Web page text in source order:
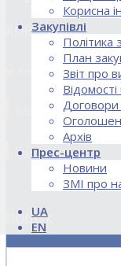
Корисна
Закупівлі
Політика
План
Звіт про
Договори
Архів
Прес-центр
Новини
ЗМІ про
UA
EN
КОНТАКТИ
м. Київ, вул.
Контакти
kanc@uie.kiev.ua
ПОШУК